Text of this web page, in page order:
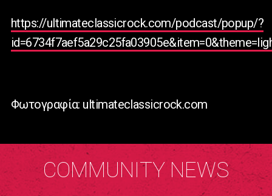
https://ultimateclassicrock.com/podcast/popup/?
Φωτογραφία: ultimateclassicrock.com
COMMUNITY NEWS